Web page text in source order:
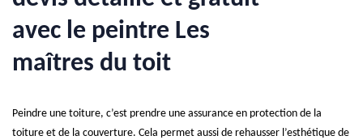
avec le peintre Les
maîtres du toit
Peindre une toiture, c’est prendre une assurance en protection de la
toiture et de la couverture. Cela permet aussi de rehausser l’esthétique de